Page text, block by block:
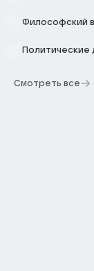
Философский
Политические
Смотреть все